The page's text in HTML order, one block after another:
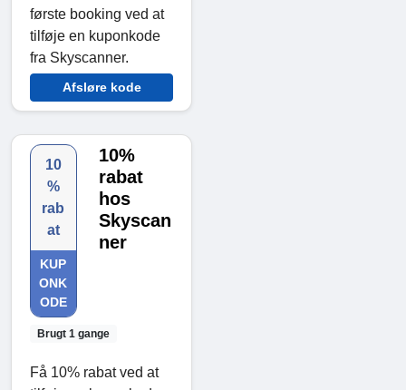
første booking ved at
tilføje en kuponkode
fra Skyscanner.
Afsløre kode
10
%
rab
at
KUP
ONK
ODE
Brugt 1 gange
10%
rabat
hos
Skyscan
ner
Få 10% rabat ved at